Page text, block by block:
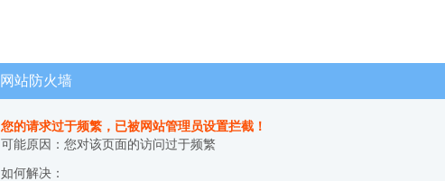
网站防火墙
您的请求过于频繁，已被网站管理员设置拦截！
可能原因：您对该页面的访问过于频繁
如何解决：